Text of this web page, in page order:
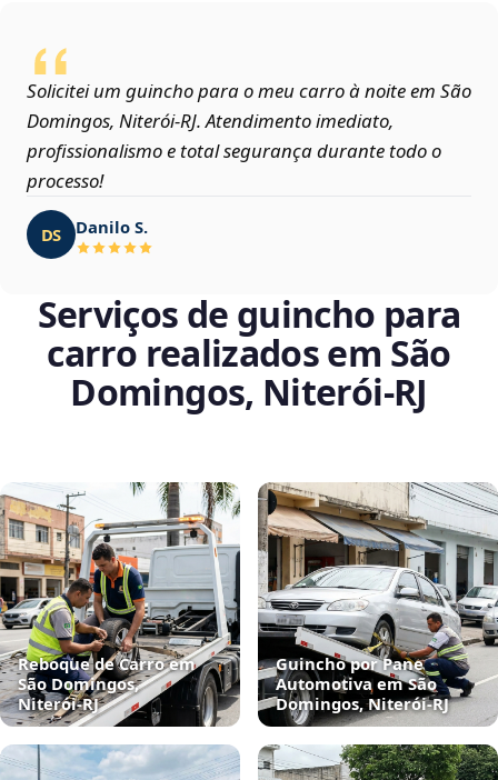
Solicitei um guincho para o meu carro à noite em São
Domingos, Niterói‑RJ. Atendimento imediato,
profissionalismo e total segurança durante todo o
processo!
DS Danilo S.
Serviços de guincho para
carro realizados em São
Domingos, Niterói‑RJ
Reboque de Carro em
São Domingos,
Niterói‑RJ
Guincho por Pane
Automotiva em São
Domingos, Niterói‑RJ